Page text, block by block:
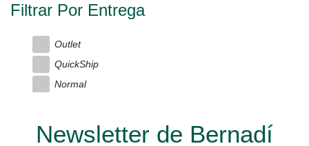
Filtrar Por Entrega
Outlet
QuickShip
Normal
Newsletter de Bernadí